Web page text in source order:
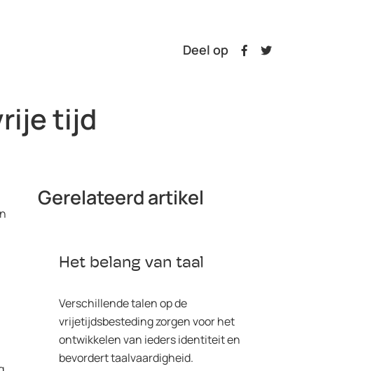
Deel op
tijd
Gerelateerd artikel
Het belang van taal
Verschillende talen op de
vrijetijdsbesteding zorgen voor het
ontwikkelen van ieders identiteit en
bevordert taalvaardigheid.